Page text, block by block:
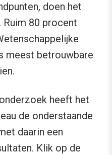
doen het
Ruim 80 procent
meest betrouwbare
heeft het
de onderstaande
daarin een
Klik op de